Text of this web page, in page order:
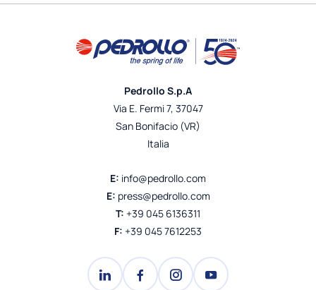
Pedrollo S.p.A
Via E. Fermi 7, 37047
San Bonifacio (VR)
Italia
E: info@pedrollo.com
E: press@pedrollo.com
T: +39 045 6136311
F: +39 045 7612253